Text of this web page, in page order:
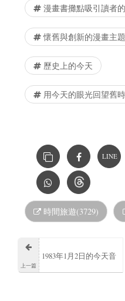
漫畫書攤點吸引讀者
懷舊與創新的漫畫主
歷史上的今天
用今天的眼光回望舊
LINE
時間旅遊(3729)
上一篇
1983年1月2日的今天音